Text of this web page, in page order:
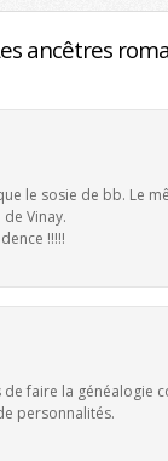
ancêtres
le sosie de bb. Le
Vinay.
!!!!!
de faire la généalogie
personnalités.